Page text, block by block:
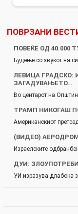
ПОВРЗАНИ
ПОВЕЌЕ ОД 40.000
Будење со звукот на
ЛЕВИЦА ГРАДСКО:
ЗАГАДУВАЊЕТО…
Во центарот на
ТРАМП НИКОГАШ
Американскиот
(ВИДЕО)
Израелските
ДУИ:
УИ изразува длабока